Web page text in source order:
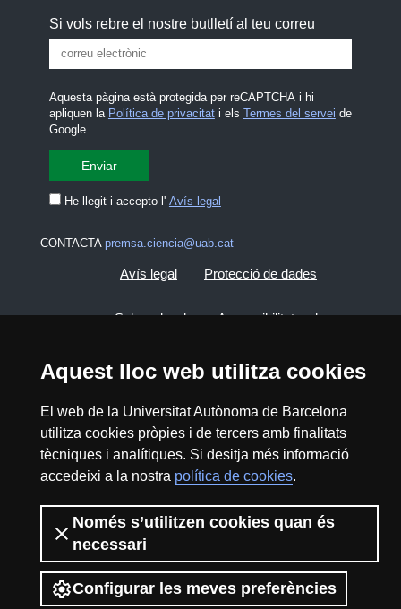
Aquest lloc web utilitza cookies
El web de la Universitat Autònoma de Barcelona
utilitza cookies pròpies i de tercers amb finalitats
tècniques i analítiques. Si desitja més informació
accedeixi a la nostra política de cookies.
Només s’utilitzen cookies quan és
necessari
Configurar les meves preferències
Si vols rebre el nostre butlletí al teu correu
Aquesta pàgina està protegida per reCAPTCHA i hi
apliquen la Política de privacitati els Termes del servei de
Google.
He llegit i accepto l' Avís legal
CONTACTA premsa.ciencia@uab.cat
Avís legal Protecció de dades
Sobre el web Accessibilitat web
Mapa del web UAB
Reconeixement - No Comercial (CC BY NC) -
ISSN: 2014-6388
View low-bandwidth version